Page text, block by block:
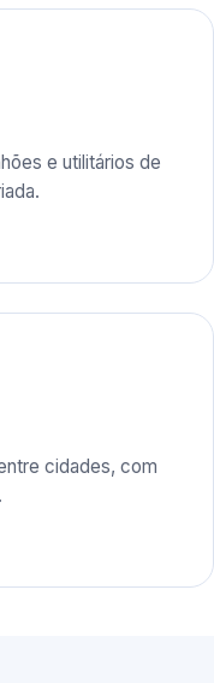
e utilitários de
cidades, com